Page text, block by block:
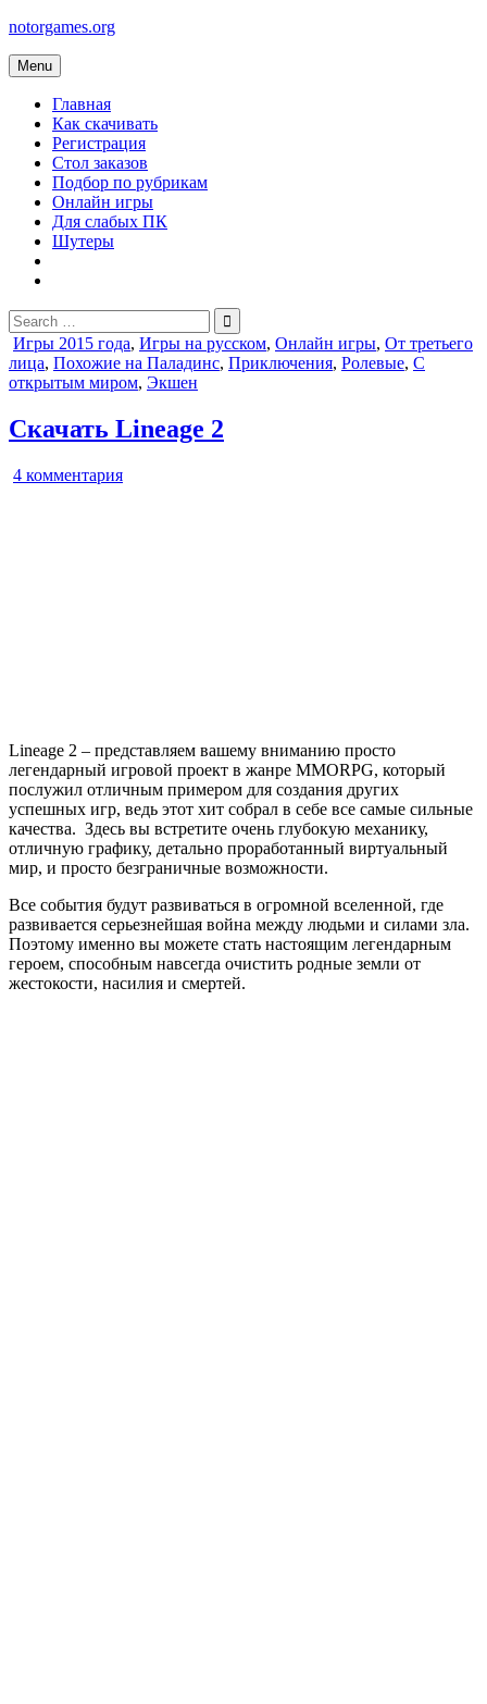
Skip
content
notorgames.org
Menu
Главная
Как скачивать
Регистрация
Стол заказов
Подбор по рубрикам
Онлайн игры
Для слабых ПК
Шутеры
Search
for:
Posted
in
Игры 2015 года, Игры на русском, Онлайн игры, От третьего
лица, Похожие на Паладинс, Приключения, Ролевые, С
открытым миром, Экшен
Скачать Lineage 2
4 комментарияк
Lineage 2 – представляем вашему вниманию просто
легендарный игровой проект в жанре MMORPG, который
послужил отличным примером для создания других
успешных игр, ведь этот хит собрал в себе все самые сильные
качества. Здесь вы встретите очень глубокую механику,
отличную графику, детально проработанный виртуальный
мир, и просто безграничные возможности.
Все события будут развиваться в огромной вселенной, где
развивается серьезнейшая война между людьми и силами зла.
Поэтому именно вы можете стать настоящим легендарным
героем, способным навсегда очистить родные земли от
жестокости, насилия и смертей.